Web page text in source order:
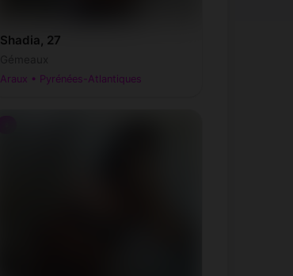
Shadia, 27
Araux • Pyrénées-Atlantiques